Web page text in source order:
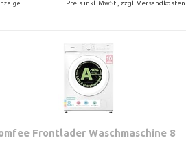
Preis inkl. MwSt., zzgl. Versandkosten
Frontlader Waschmaschine 8